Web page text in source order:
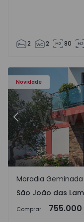
2 2 80
Novidade
Anterior
São João das
Moradia Geminada
São João das
Comprar